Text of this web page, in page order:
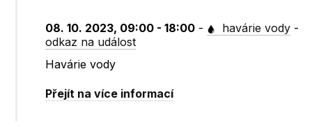
08. 10. 2023, 09:00 - 18:00 - havárie vody -
odkaz na událost
Havárie vody
Přejít na více informací